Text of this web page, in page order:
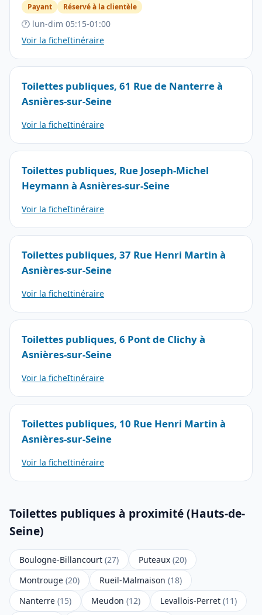
Payant Réservé à la clientèle
🕐 lun-dim 05:15-01:00
Voir la ficheItinéraire
Toilettes publiques, 61 Rue de Nanterre à
Asnières-sur-Seine
Voir la ficheItinéraire
Toilettes publiques, Rue Joseph-Michel
Heymann à Asnières-sur-Seine
Voir la ficheItinéraire
Toilettes publiques, 37 Rue Henri Martin à
Asnières-sur-Seine
Voir la ficheItinéraire
Toilettes publiques, 6 Pont de Clichy à
Asnières-sur-Seine
Voir la ficheItinéraire
Toilettes publiques, 10 Rue Henri Martin à
Asnières-sur-Seine
Voir la ficheItinéraire
Toilettes publiques à proximité (Hauts-de-
Seine)
Boulogne-Billancourt (27) Puteaux (20)
Montrouge (20) Rueil-Malmaison (18)
Nanterre (15) Meudon (12) Levallois-Perret (11)